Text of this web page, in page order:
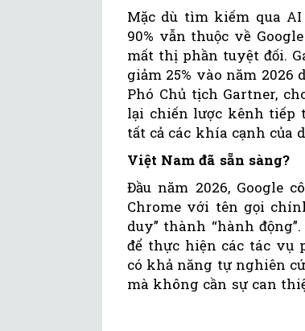
Mặc dù tìm kiếm qua
90% vẫn thuộc về
mất thị phần tuyệt đối.
giảm 25% vào năm
Phó Chủ tịch Gartner,
lại chiến lược kênh tiếp
tất cả các khía cạnh của
Việt Nam đã sẵn sàng?
Đầu năm 2026, Google
Chrome với tên gọi
duy” thành “hành
để thực hiện các tác vụ
có khả năng tự nghiên
mà không cần sự can